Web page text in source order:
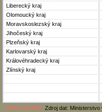
Liberecký kraj
Olomoucký kraj
Moravskoslezský kraj
Jihočeský kraj
Plzeňský kraj
Karlovarský kraj
Královéhradecký kraj
Zlínský kraj
Verze pro tisk Zdroj dat: Ministerstvo